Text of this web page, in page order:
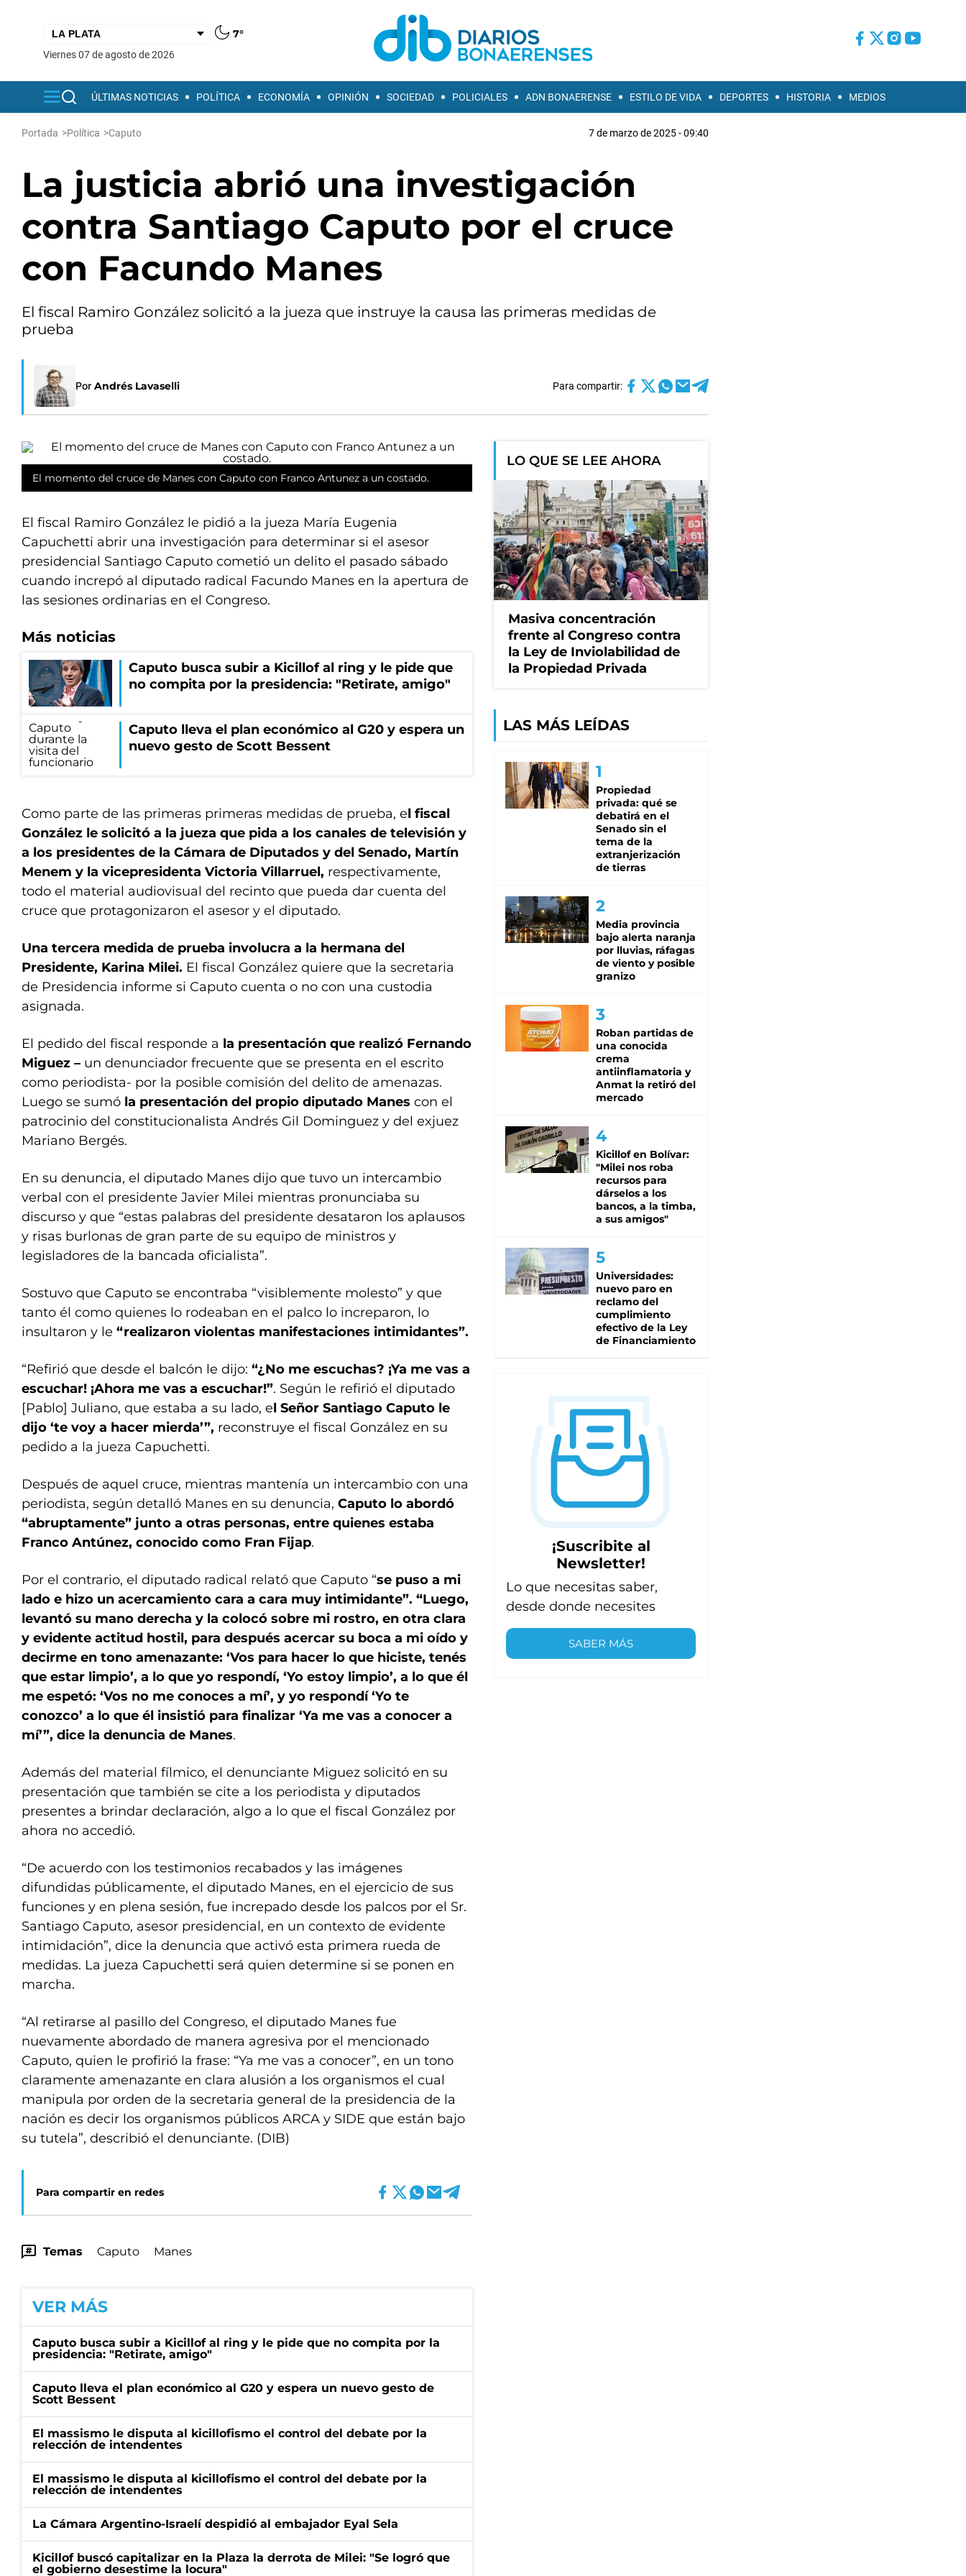
7°
viernes 07 de agosto de 2026
ÚLTIMAS NOTICIAS POLÍTICA ECONOMÍA OPINIÓN SOCIEDAD POLICIALES ADN BONAERENSE ESTILO DE VIDA DEPORTES HISTORIA MEDIOS
Portada >Política >Caputo 7 de marzo de 2025 - 09:40
La justicia abrió una investigación
contra Santiago Caputo por el cruce
con Facundo Manes
El fiscal Ramiro González solicitó a la jueza que instruye la causa las primeras medidas de
prueba
Por Andrés Lavaselli Para compartir:
El momento del cruce de Manes con Caputo con Franco Antunez a un costado.
El fiscal Ramiro González le pidió a la jueza María Eugenia
Capuchetti abrir una investigación para determinar si el asesor
presidencial Santiago Caputo cometió un delito el pasado sábado
cuando increpó al diputado radical Facundo Manes en la apertura de
las sesiones ordinarias en el Congreso.
Más noticias
Caputo busca subir a Kicillof al ring y le pide que
no compita por la presidencia: "Retirate, amigo"
Caputo lleva el plan económico al G20 y espera un
nuevo gesto de Scott Bessent
Como parte de las primeras primeras medidas de prueba, el fiscal
González le solicitó a la jueza que pida a los canales de televisión y
a los presidentes de la Cámara de Diputados y del Senado, Martín
Menem y la vicepresidenta Victoria Villarruel, respectivamente,
todo el material audiovisual del recinto que pueda dar cuenta del
cruce que protagonizaron el asesor y el diputado.
Una tercera medida de prueba involucra a la hermana del
Presidente, Karina Milei. El fiscal González quiere que la secretaria
de Presidencia informe si Caputo cuenta o no con una custodia
asignada.
El pedido del fiscal responde a la presentación que realizó Fernando
Miguez – un denunciador frecuente que se presenta en el escrito
como periodista- por la posible comisión del delito de amenazas.
Luego se sumó la presentación del propio diputado Manes con el
patrocinio del constitucionalista Andrés Gil Dominguez y del exjuez
Mariano Bergés.
En su denuncia, el diputado Manes dijo que tuvo un intercambio
verbal con el presidente Javier Milei mientras pronunciaba su
discurso y que “estas palabras del presidente desataron los aplausos
y risas burlonas de gran parte de su equipo de ministros y
legisladores de la bancada oficialista”.
Sostuvo que Caputo se encontraba “visiblemente molesto” y que
tanto él como quienes lo rodeaban en el palco lo increparon, lo
insultaron y le “realizaron violentas manifestaciones intimidantes”.
“Refirió que desde el balcón le dijo: “¿No me escuchas? ¡Ya me vas a
escuchar! ¡Ahora me vas a escuchar!”. Según le refirió el diputado
[Pablo] Juliano, que estaba a su lado, el Señor Santiago Caputo le
dijo ‘te voy a hacer mierda’”, reconstruye el fiscal González en su
pedido a la jueza Capuchetti.
Después de aquel cruce, mientras mantenía un intercambio con una
periodista, según detalló Manes en su denuncia, Caputo lo abordó
“abruptamente” junto a otras personas, entre quienes estaba
Franco Antúnez, conocido como Fran Fijap.
Por el contrario, el diputado radical relató que Caputo “se puso a mi
lado e hizo un acercamiento cara a cara muy intimidante”. “Luego,
levantó su mano derecha y la colocó sobre mi rostro, en otra clara
y evidente actitud hostil, para después acercar su boca a mi oído y
decirme en tono amenazante: ‘Vos para hacer lo que hiciste, tenés
que estar limpio’, a lo que yo respondí, ‘Yo estoy limpio’, a lo que él
me espetó: ‘Vos no me conoces a mí’, y yo respondí ‘Yo te
conozco’ a lo que él insistió para finalizar ‘Ya me vas a conocer a
mí’”, dice la denuncia de Manes.
Además del material fílmico, el denunciante Miguez solicitó en su
presentación que también se cite a los periodista y diputados
presentes a brindar declaración, algo a lo que el fiscal González por
ahora no accedió.
“De acuerdo con los testimonios recabados y las imágenes
difundidas públicamente, el diputado Manes, en el ejercicio de sus
funciones y en plena sesión, fue increpado desde los palcos por el Sr.
Santiago Caputo, asesor presidencial, en un contexto de evidente
intimidación”, dice la denuncia que activó esta primera rueda de
medidas. La jueza Capuchetti será quien determine si se ponen en
marcha.
“Al retirarse al pasillo del Congreso, el diputado Manes fue
nuevamente abordado de manera agresiva por el mencionado
Caputo, quien le profirió la frase: “Ya me vas a conocer”, en un tono
claramente amenazante en clara alusión a los organismos el cual
manipula por orden de la secretaria general de la presidencia de la
nación es decir los organismos públicos ARCA y SIDE que están bajo
su tutela”, describió el denunciante. (DIB)
Para compartir en redes
Temas Caputo Manes
VER MÁS
Caputo busca subir a Kicillof al ring y le pide que no compita por la
presidencia: "Retirate, amigo"
Caputo lleva el plan económico al G20 y espera un nuevo gesto de
Scott Bessent
El massismo le disputa al kicillofismo el control del debate por la
relección de intendentes
El massismo le disputa al kicillofismo el control del debate por la
relección de intendentes
La Cámara Argentino-Israelí despidió al embajador Eyal Sela
Kicillof buscó capitalizar en la Plaza la derrota de Milei: "Se logró que
el gobierno desestime la locura"
LO QUE SE LEE AHORA
Masiva concentración
frente al Congreso contra
la Ley de Inviolabilidad de
la Propiedad Privada
LAS MÁS LEÍDAS
Propiedad
privada: qué se
debatirá en el
Senado sin el
tema de la
extranjerización
de tierras
Media provincia
bajo alerta naranja
por lluvias, ráfagas
de viento y posible
granizo
Roban partidas de
una conocida
crema
antiinflamatoria y
Anmat la retiró del
mercado
Kicillof en Bolívar:
"Milei nos roba
recursos para
dárselos a los
bancos, a la timba,
a sus amigos"
Universidades:
nuevo paro en
reclamo del
cumplimiento
efectivo de la Ley
de Financiamiento
¡Suscribite al
Newsletter!
Lo que necesitas saber,
desde donde necesites
SABER MÁS